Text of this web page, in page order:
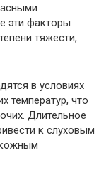
эти факторы
тяжести,
в условиях
температур, что
Длительное
к слуховым